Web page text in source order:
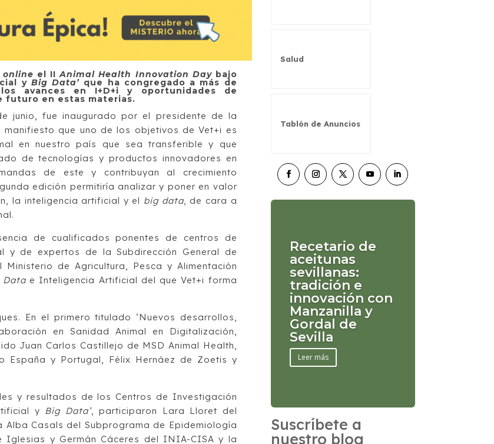
online el IIAnimal Health Innovation Daybajo
y Big Data’ que ha congregado a más de
avances en I+D+i y oportunidades de
futuro en estas materias.
junio, fue inaugurado por el presidente de la
que uno de los objetivos de Vet+i es
en nuestro país que sea transferible y que
de tecnologías y productos innovadores en
de este y contribuyan al crecimiento
edición permitiría analizar y poner en valor
la inteligencia artificial y el big data, de cara a
de cualificados ponentes de centros de
y de expertos de la Subdirección General de
de Agricultura, Pesca y Alimentación
Datae Inteligencia Artificial del que Vet+i forma
En el primero titulado ‘Nuevos desarrollos,
en Sanidad Animal en Digitalización,
Juan Carlos Castillejo de MSD Animal Health,
España y Portugal, Félix Hernáez de Zoetis y
y resultados de los Centros de Investigación
y Big Data’, participaron Lara Lloret del
Casals del Subprograma de Epidemiología
Iglesias y Germán Cáceres del INIA-CISA y la
Salud
Tablón de Anuncios
Recetario de
aceitunas
sevillanas:
tradición e
innovación con
Manzanilla y
Gordal de
Sevilla
Leer más
Suscríbete a
nuestro blog